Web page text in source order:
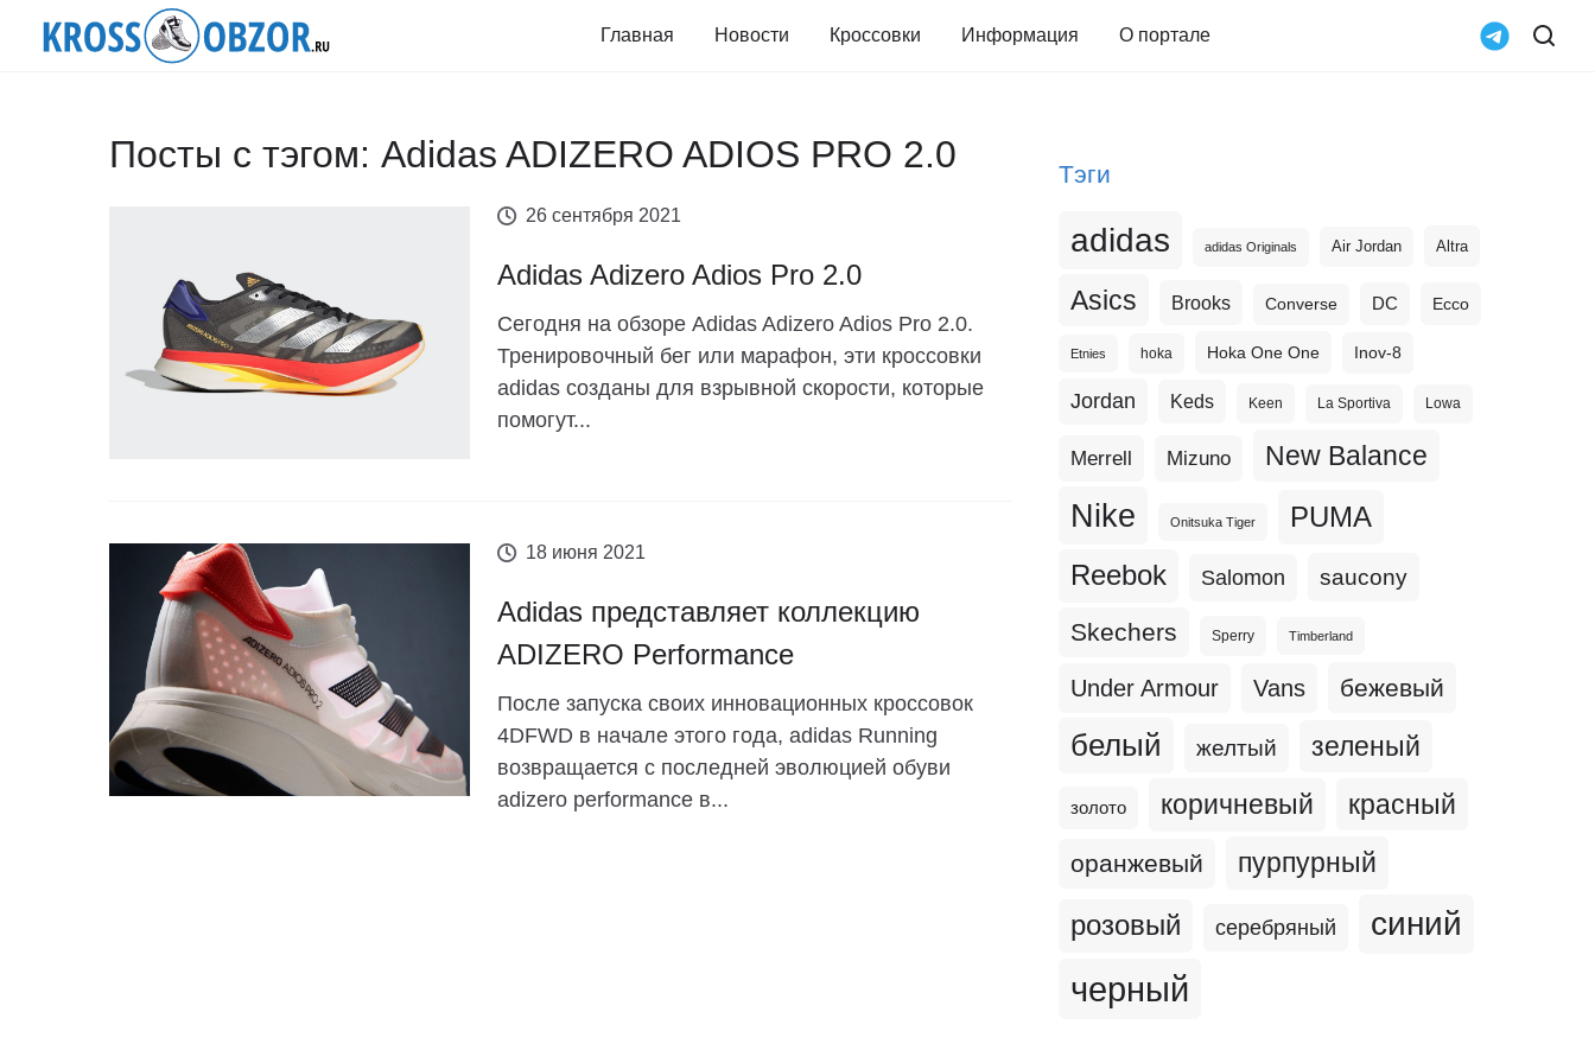
Главная Новости Кроссовки Информация О портале
Посты с тэгом: Adidas ADIZERO ADIOS PRO 2.0
26 сентября 2021
Adidas Adizero Adios Pro 2.0
Сегодня на обзоре Adidas Adizero Adios Pro 2.0.
Тренировочный бег или марафон, эти кроссовки
adidas созданы для взрывной скорости, которые
помогут...
18 июня 2021
Adidas представляет коллекцию
ADIZERO Performance
После запуска своих инновационных кроссовок
4DFWD в начале этого года, adidas Running
возвращается с последней эволюцией обуви
adizero performance в...
Тэги
adidas adidas Originals Air Jordan Altra
Asics Brooks Converse DC Ecco
Etnies hoka Hoka One One Inov-8
Jordan Keds Keen La Sportiva Lowa
Merrell Mizuno New Balance
Nike Onitsuka Tiger PUMA
Reebok Salomon saucony
Skechers Sperry Timberland
Under Armour Vans бежевый
белый желтый зеленый
золото коричневый красный
оранжевый пурпурный
розовый серебряный синий
черный